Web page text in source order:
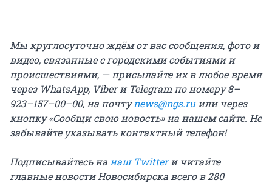
Мы круглосуточно ждём от вас сообщения, фото и
видео, связанные с городскими событиями и
происшествиями, — присылайте их в любое время
через WhatsApp, Viber и Telegram по номеру 8–
923–157–00–00, на почтуnews@ngs.ruили через
кнопку «Сообщи свою новость» на нашем сайте. Не
забывайте указывать контактный телефон!
Подписывайтесь на наш Twitterи читайте
главные новости Новосибирска всего в 280